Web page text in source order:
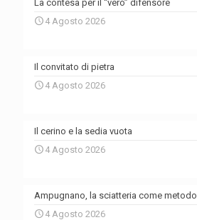
La contesa per il “vero” difensore
4 Agosto 2026
Il convitato di pietra
4 Agosto 2026
Il cerino e la sedia vuota
4 Agosto 2026
Ampugnano, la sciatteria come metodo
4 Agosto 2026